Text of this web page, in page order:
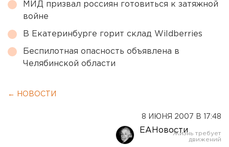
МИД призвал россиян готовиться к затяжной
войне
В Екатеринбурге горит склад Wildberries
Беспилотная опасность объявлена в
Челябинской области
← НОВОСТИ
8 ИЮНЯ 2007 В 17:48
ЕАНовости